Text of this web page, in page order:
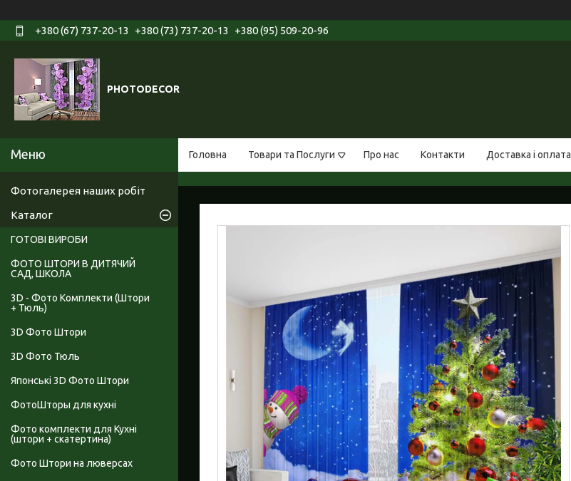
+380 (67) 737-20-13 +380 (73) 737-20-13 +380 (95) 509-20-96
PHOTODECOR
Головна Товари та Послуги Про нас Контакти Доставка і оплата
Фотогалерея наших робіт
Каталог
ГОТОВІ ВИРОБИ
ФОТО ШТОРИ В ДИТЯЧИЙ
САД, ШКОЛА
3D - Фото Комплекти (Штори
+ Тюль)
3D Фото Штори
3D Фото Тюль
Японські 3D Фото Штори
ФотоШторы для кухні
Фото комплекти для Кухні
(штори + скатертина)
Фото Штори на люверсах